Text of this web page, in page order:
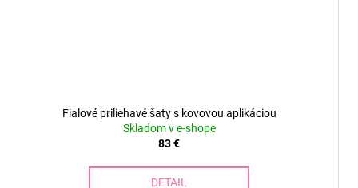
Fialové priliehavé šaty s kovovou aplikáciou
Skladom v e-shope
83 €
DETAIL